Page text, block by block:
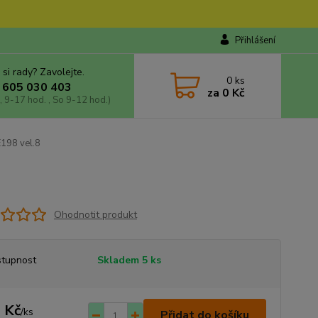
Přihlášení
rady? Zavolejte.
030 403
9-17 hod. , So 9-12 hod.)
0 ks
za 0 Kč
vel.8
Ohodnotit produkt
Skladem 5 ks
Kč/ks